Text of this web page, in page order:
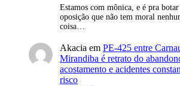
Estamos com mônica, e é pra botar
oposição que não tem moral
coisa…
Akacia em PE-425 entre
Mirandiba é retrato do
acostamento e acidentes
risco